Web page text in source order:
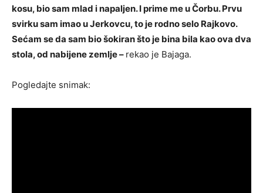
kosu, bio sam mlad i napaljen. I prime me u Čorbu. Prvu
svirku sam imao u Jerkovcu, to je rodno selo Rajkovo.
Sećam se da sam bio šokiran što je bina bila kao ova dva
stola, od nabijene zemlje – rekao je Bajaga.
Pogledajte snimak: